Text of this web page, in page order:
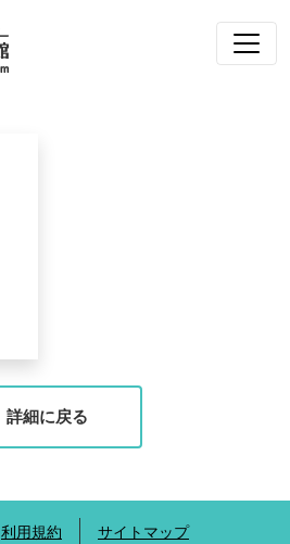
詳細に戻る
利用規約
サイトマップ